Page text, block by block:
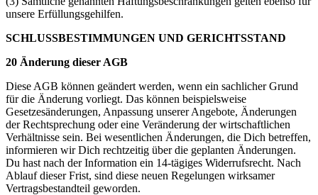
unsere Erfüllungsgehilfen.
SCHLUSSBESTIMMUNGEN UND GERICHTSSTAND
20 Änderung dieser AGB
Diese AGB können geändert werden, wenn ein sachlicher Grund
für die Änderung vorliegt. Das können beispielsweise
Gesetzesänderungen, Anpassung unserer Angebote, Änderungen
der Rechtsprechung oder eine Veränderung der wirtschaftlichen
Verhältnisse sein. Bei wesentlichen Änderungen, die Dich betreffen,
informieren wir Dich rechtzeitig über die geplanten Änderungen.
Du hast nach der Information ein 14-tägiges Widerrufsrecht. Nach
Ablauf dieser Frist, sind diese neuen Regelungen wirksamer
Vertragsbestandteil geworden.